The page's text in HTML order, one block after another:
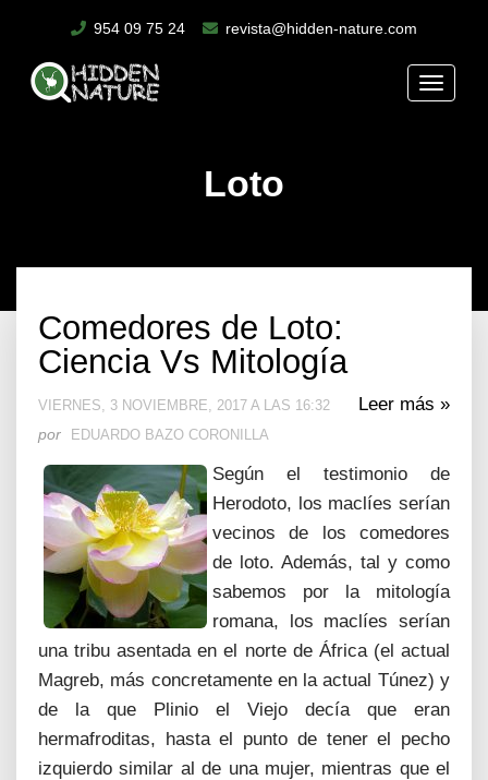
954 09 75 24 revista@hidden-nature.com
Toggle
Loto
Comedores de Loto:
Ciencia Vs Mitología
Leer más »
VIERNES, 3 NOVIEMBRE, 2017 A LAS 16:32
por EDUARDO BAZO CORONILLA
Según el testimonio de
Herodoto, los maclíes serían
vecinos de los comedores
de loto. Además, tal y como
sabemos por la mitología
romana, los maclíes serían
una tribu asentada en el norte de África (el actual
Magreb, más concretamente en la actual Túnez) y
de la que Plinio el Viejo decía que eran
hermafroditas, hasta el punto de tener el pecho
izquierdo similar al de una mujer, mientras que el